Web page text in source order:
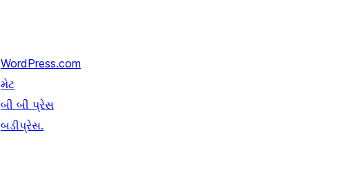
WordPress.com
મેટ
બી બી પ્રેસ
બડીપ્રેસ.